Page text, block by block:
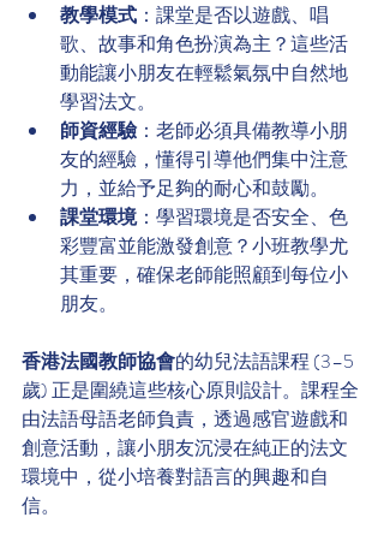
教學模式 ：課堂是否以遊戲、唱
歌、故事和角色扮演為主？這些活
動能讓小朋友在輕鬆氣氛中自然地
學習法文。
師資經驗：老師必須具備教導小朋
友的經驗，懂得引導他們集中注意
力，並給予足夠的耐心和鼓勵。
課堂環境：學習環境是否安全、色
彩豐富並能激發創意？小班教學尤
其重要，確保老師能照顧到每位小
朋友。
香港法國教師協會的幼兒法語課程 (3–5
歲) 正是圍繞這些核心原則設計。課程全
由法語母語老師負責，透過感官遊戲和
創意活動，讓小朋友沉浸在純正的法文
環境中，從小培養對語言的興趣和自
信。